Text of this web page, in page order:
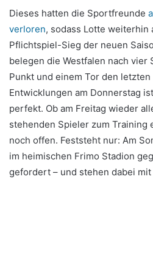
Dieses hatten die Sportfreunde
verloren, sodass Lotte weiterhin
Pflichtspiel-Sieg der neuen
belegen die Westfalen nach vier
Punkt und einem Tor den letzten
Entwicklungen am Donnerstag
perfekt. Ob am Freitag wieder
stehenden Spieler zum Training
noch offen. Feststeht nur: Am
im heimischen Frimo Stadion
gefordert – und stehen dabei mit